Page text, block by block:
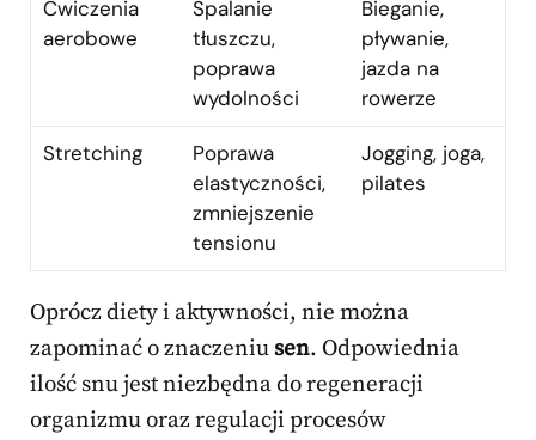
Ćwiczenia
aerobowe
Spalanie
tłuszczu,
poprawa
wydolności
Bieganie,
pływanie,
jazda na
rowerze
Stretching
Poprawa
elastyczności,
zmniejszenie
tensionu
Jogging, joga,
pilates
Oprócz diety i aktywności, nie można
zapominać o znaczeniu sen. Odpowiednia
ilość snu jest niezbędna do regeneracji
organizmu oraz regulacji procesów